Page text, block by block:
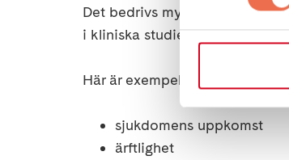
Det bedrivs mycket forskning
i kliniska studier.
Här är exempel på
sjukdomens uppkomst
ärftlighet